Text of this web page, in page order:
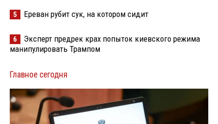
5 Ереван рубит сук, на котором сидит
6
Эксперт предрек крах попыток киевского режима
манипулировать Трампом
Главное сегодня